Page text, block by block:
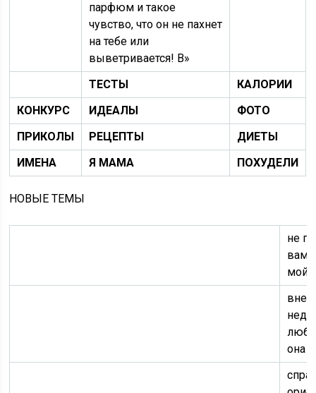
парфюм и такое
чувство, что он не пахнет
на тебе или
выветривается! В»
ТЕСТЫ
КАЛОРИИ
КОНКУРС
ИДЕАЛЫ
ФОТО
ПРИКОЛЫ
РЕЦЕПТЫ
ДИЕТЫ
ИМЕНА
Я МАМА ПОХУДЕЛИ
НОВЫЕ ТЕМЫ
не
вам
мой
она